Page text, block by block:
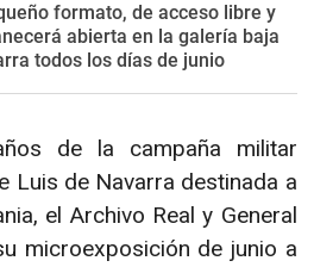
formato, de acceso libre y
abierta en la galería baja
todos los días de junio
de la campaña militar
Luis de Navarra destinada a
el Archivo Real y General
microexposición de junio a